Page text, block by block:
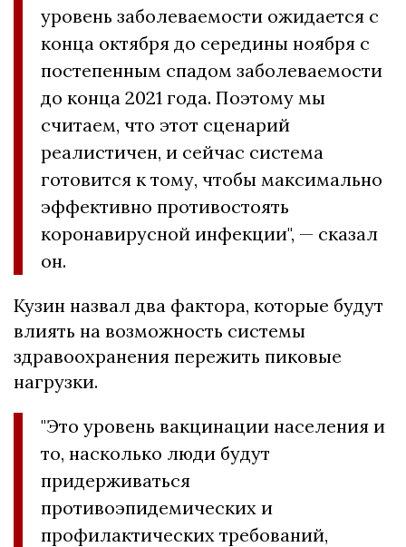
уровень заболеваемости ожидается с
конца октября до середины ноября с
постепенным спадом заболеваемости
до конца 2021 года. Поэтому мы
считаем, что этот сценарий
реалистичен, и сейчас система
готовится к тому, чтобы максимально
эффективно противостоять
коронавирусной инфекции", — сказал
он.
Кузин назвал два фактора, которые будут
влиять на возможность системы
здравоохранения пережить пиковые
нагрузки.
"Это уровень вакцинации населения и
то, насколько люди будут
придерживаться
противоэпидемических и
профилактических требований,